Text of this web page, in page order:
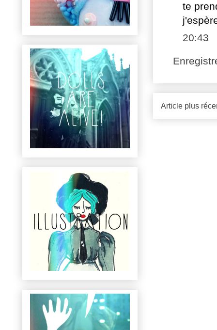
te
20:43
Article plus